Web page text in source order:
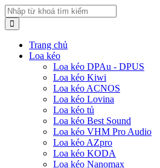
Trang chủ
Loa kéo
Loa kéo DPAu - DPUS
Loa kéo Kiwi
Loa kéo ACNOS
Loa kéo Lovina
Loa kéo tủ
Loa kéo Best Sound
Loa kéo VHM Pro Audio
Loa kéo AZpro
Loa kéo KODA
Loa kéo Nanomax